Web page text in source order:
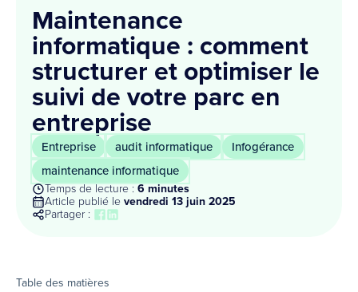
Maintenance
informatique : comment
structurer et optimiser le
suivi de votre parc en
entreprise
Entreprise audit informatique
Infogérance
maintenance informatique
Temps de lecture :6 minutes
Article publié le vendredi 13 juin 2025
Partager :
Table des matières